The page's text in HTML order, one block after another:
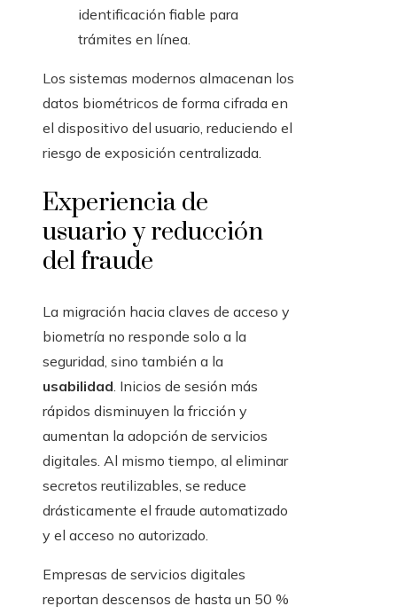
identificación fiable para
trámites en línea.
Los sistemas modernos almacenan los
datos biométricos de forma cifrada en
el dispositivo del usuario, reduciendo el
riesgo de exposición centralizada.
Experiencia de
usuario y reducción
del fraude
La migración hacia claves de acceso y
biometría no responde solo a la
seguridad, sino también a la
usabilidad. Inicios de sesión más
rápidos disminuyen la fricción y
aumentan la adopción de servicios
digitales. Al mismo tiempo, al eliminar
secretos reutilizables, se reduce
drásticamente el fraude automatizado
y el acceso no autorizado.
Empresas de servicios digitales
reportan descensos de hasta un 50 %